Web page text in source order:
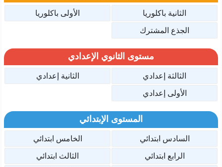
الثانية باكلوريا
الأولى باكلوريا
الجذع المشترك
مستوى الثانوي الإعدادي
الثالثة إعدادي
الثانية إعدادي
الأولى إعدادي
المستوى الإبتدائي
السادس ابتدائي
الخامس ابتدائي
الرابع ابتدائي
الثالث ابتدائي